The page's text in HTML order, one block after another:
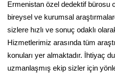
Ermenistan özel dedektif bürosu
bireysel ve kurumsal
sizlere hızlı ve sonuç odaklı
Hizmetlerimiz arasında tüm
konuları yer almaktadır. İhtiyaç
uzmanlaşmış ekip sizler için